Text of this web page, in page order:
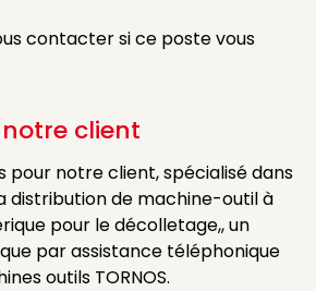
contacter si ce poste vous
client
pour notre client, spécialisé dans
distribution de machine-outil à
pour le décolletage,, un
par assistance téléphonique
outils TORNOS.